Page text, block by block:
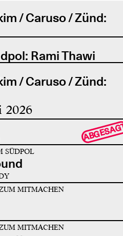
/ Caruso / Zünd:
Rami Thawi
/ Caruso / Zünd:
2026
SÜDPOL
MITMACHEN
MITMACHEN